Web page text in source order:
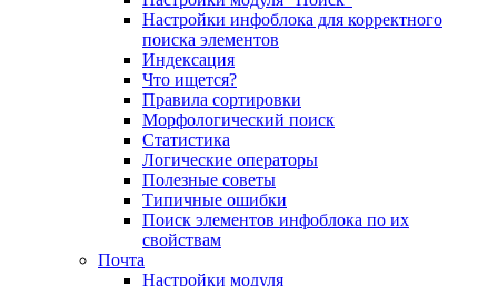
Настройки инфоблока для корректного
поиска элементов
Индексация
Что ищется?
Правила сортировки
Морфологический поиск
Статистика
Логические операторы
Полезные советы
Типичные ошибки
Поиск элементов инфоблока по их
свойствам
Почта
Настройки модуля